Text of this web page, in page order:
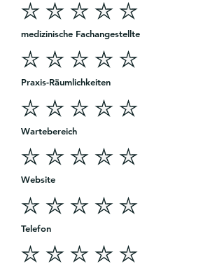
medizinische Fachangestellte
Praxis-Räumlichkeiten
Wartebereich
Website
Telefon